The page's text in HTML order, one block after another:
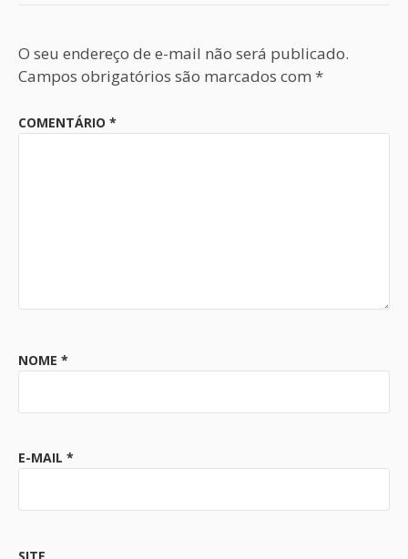
O seu endereço de e-mail não será publicado.
Campos obrigatórios são marcados com *
COMENTÁRIO *
NOME *
E-MAIL *
SITE